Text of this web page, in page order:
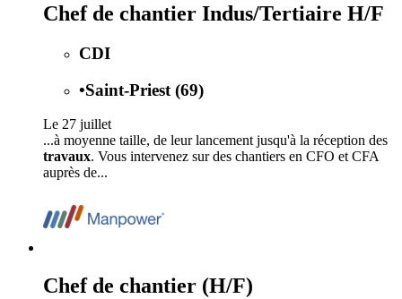
Chef de chantier Indus/Tertiaire H/F
CDI
•Saint-Priest (69)
Le 27 juillet
...à moyenne taille, de leur lancement jusqu'à la réception des
travaux. Vous intervenez sur des chantiers en CFO et CFA
auprès de...
Chef de chantier (H/F)